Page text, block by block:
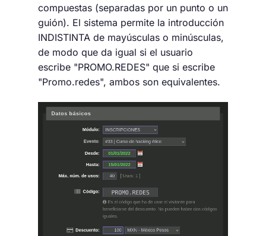
compuestas (separadas por un punto o un
guión). El sistema permite la introducción
INDISTINTA de mayúsculas o minúsculas,
de modo que da igual si el usuario
escribe "PROMO.REDES" que si escribe
"Promo.redes", ambos son equivalentes.